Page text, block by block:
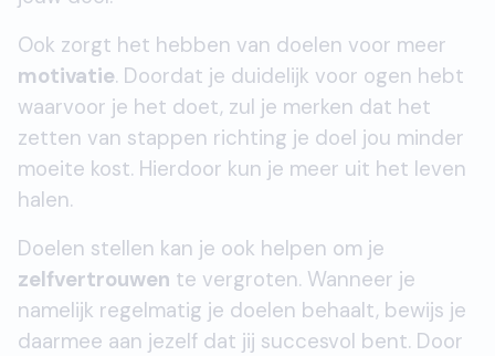
Ook zorgt het hebben van doelen voor meer
motivatie. Doordat je duidelijk voor ogen hebt
waarvoor je het doet, zul je merken dat het
zetten van stappen richting je doel jou minder
moeite kost. Hierdoor kun je meer uit het leven
halen.
Doelen stellen kan je ook helpen om je
zelfvertrouwen te vergroten. Wanneer je
namelijk regelmatig je doelen behaalt, bewijs je
daarmee aan jezelf dat jij succesvol bent. Door